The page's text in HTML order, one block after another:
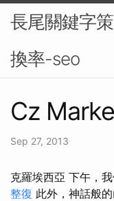
長尾關鍵字
換率-seo
Cz
Sep 27, 2013
克羅埃西亞 下午，
整復 此外，神話般